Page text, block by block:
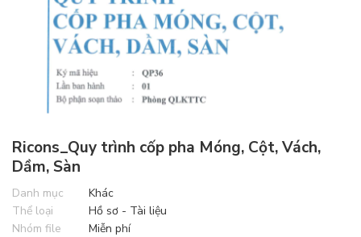
Ricons_Quy trình cốp pha Móng, Cột, Vách,
Dầm, Sàn
Danh mục
Khác
Thể loại
Hồ sơ - Tài liệu
Nhóm file
Miễn phí